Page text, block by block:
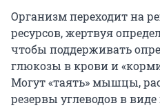
Организм переходит на
ресурсов, жертвуя
чтобы поддерживать
глюкозы в крови и
Могут «таять» мышцы,
резервы углеводов в